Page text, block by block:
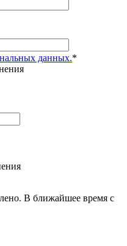
данных.*
В ближайшее время с